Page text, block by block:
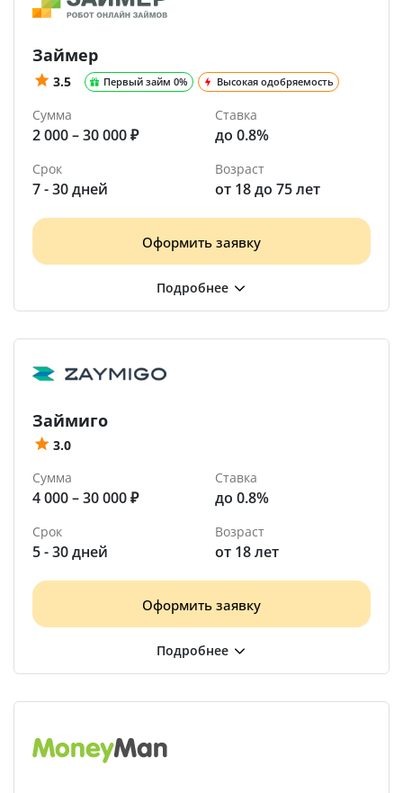
Займер
3.5 Первый займ 0% Высокая одобряемость
Сумма
2 000 – 30 000 ₽
Ставка
до 0.8%
Срок
7 - 30 дней
Возраст
от 18 до 75 лет
Оформить заявку
Займиго
3.0
Сумма
4 000 – 30 000 ₽
Ставка
до 0.8%
Срок
5 - 30 дней
Возраст
от 18 лет
Оформить заявку